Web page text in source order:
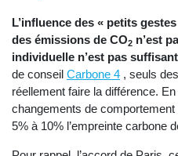
L’influence des « petits
des émissions de CO2 n’est
individuelle n’est pas
de conseil Carbone 4 , seuls
réellement faire la différence.
changements de
5% à 10% l’empreinte carbone